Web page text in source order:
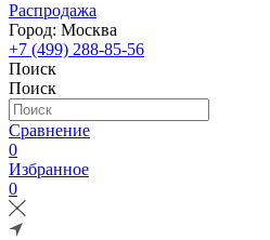
Распродажа
Город: Москва
+7 (499) 288-85-56
Поиск
Поиск
Сравнение
0
Избранное
0